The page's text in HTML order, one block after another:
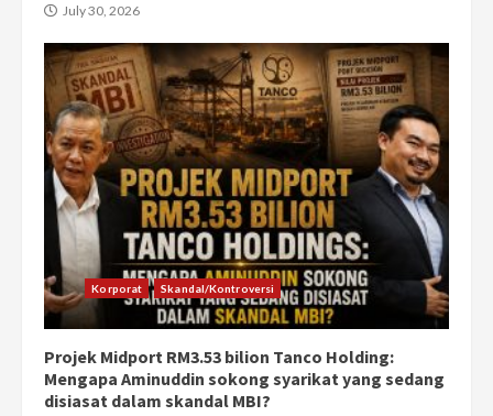
July 30, 2026
Korporat Skandal/Kontroversi
Projek Midport RM3.53 bilion Tanco Holding:
Mengapa Aminuddin sokong syarikat yang sedang
disiasat dalam skandal MBI?